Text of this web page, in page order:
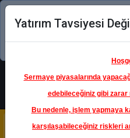
Şimdi
Yatırım Tavsiyesi
Sermaye piyasalarında
edebileceğiniz gibi zarar
Bu nedenle, işlem yapmaya
karşılaşabileceğiniz riskleri